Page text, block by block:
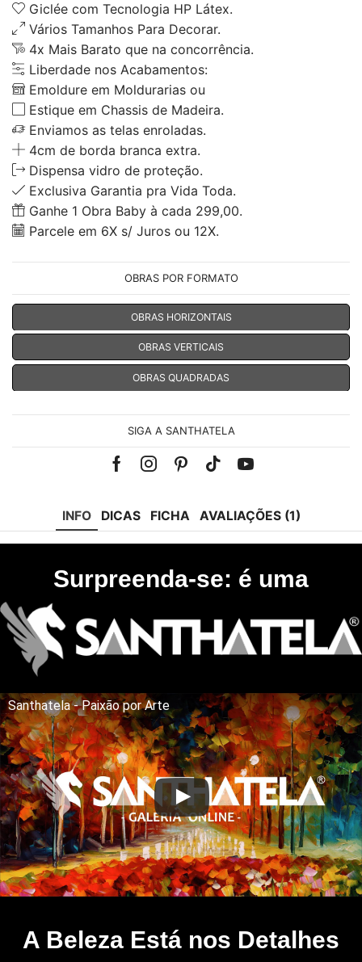
Giclée com Tecnologia HP Látex.
Vários Tamanhos Para Decorar.
4x Mais Barato que na concorrência.
Liberdade nos Acabamentos:
Emoldure em Moldurarias ou
Estique em Chassis de Madeira.
Enviamos as telas enroladas.
4cm de borda branca extra.
Dispensa vidro de proteção.
Exclusiva Garantia pra Vida Toda.
Ganhe 1 Obra Baby à cada 299,00.
Parcele em 6X s/ Juros ou 12X.
OBRAS POR FORMATO
OBRAS HORIZONTAIS
OBRAS VERTICAIS
OBRAS QUADRADAS
SIGA A SANTHATELA
FacebookInstagramPinterest
Tik-Youtube
INFO DICAS FICHA AVALIAÇÕES (1)
Surpreenda-se: é uma
Santhatela - Paixão por Arte
A Beleza Está nos Detalhes